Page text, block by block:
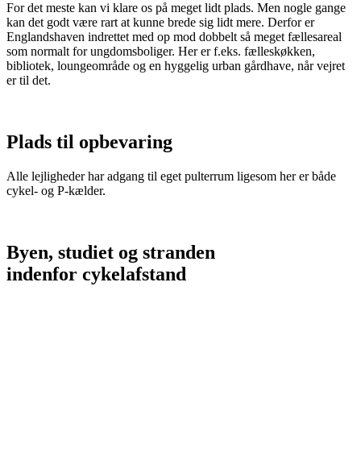
For det meste kan vi klare os på meget lidt plads. Men nogle gange
kan det godt være rart at kunne brede sig lidt mere. Derfor er
Englandshaven indrettet med op mod dobbelt så meget fællesareal
som normalt for ungdomsboliger. Her er f.eks. fælleskøkken,
bibliotek, loungeområde og en hyggelig urban gårdhave, når vejret
er til det.
Plads til opbevaring
Alle lejligheder har adgang til eget pulterrum ligesom her er både
cykel- og P-kælder.
Byen, studiet og stranden
indenfor cykelafstand